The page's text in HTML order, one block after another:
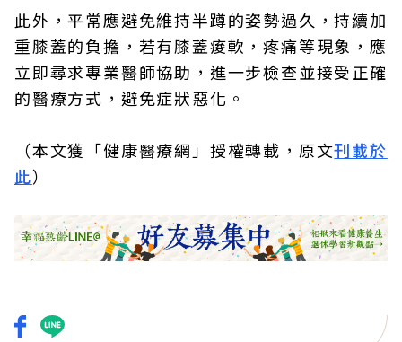
此外，平常應避免維持半蹲的姿勢過久，持續加
重膝蓋的負擔，若有膝蓋痠軟，疼痛等現象，應
立即尋求專業醫師協助，進一步檢查並接受正確
的醫療方式，避免症狀惡化。
（本文獲「健康醫療網」授權轉載，原文刊載於
此）